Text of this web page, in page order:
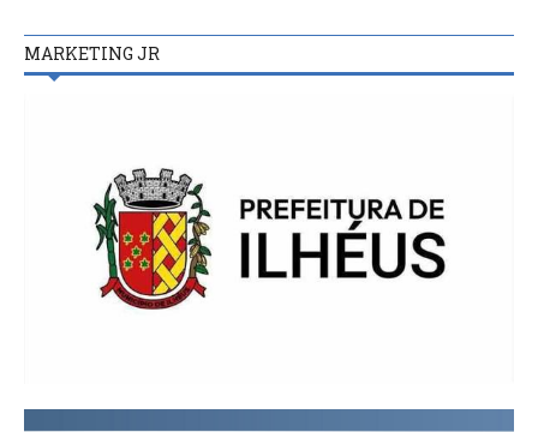
MARKETING JR